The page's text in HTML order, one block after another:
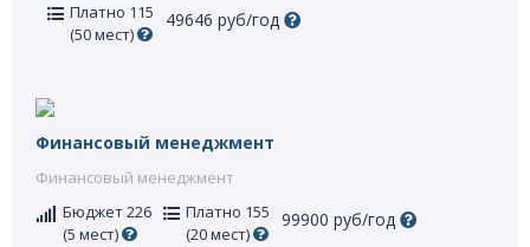
Платно 115
(50 мест)
49646 руб/год
Финансовый менеджмент
Финансовый менеджмент
Бюджет 226
(5 мест)
Платно 155
(20 мест)
99900 руб/год